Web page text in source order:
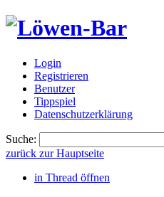
Login
Registrieren
Benutzer
Tippspiel
Datenschutzerklärung
Suche:
zurück zur Hauptseite
in Thread öffnen